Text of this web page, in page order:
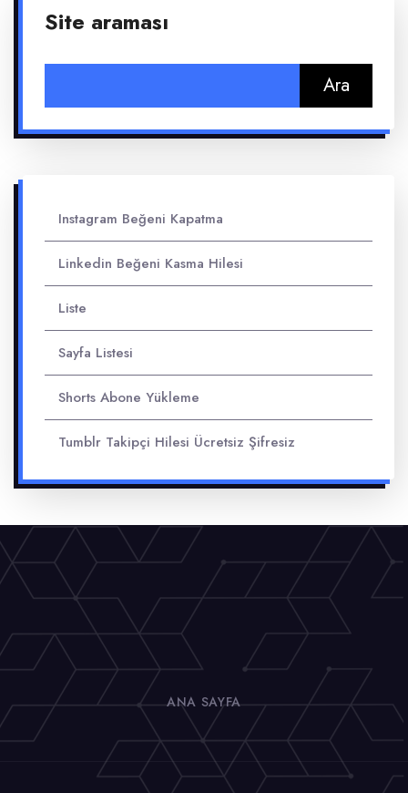
Site araması
Instagram Beğeni Kapatma
Linkedin Beğeni Kasma Hilesi
Liste
Sayfa Listesi
Shorts Abone Yükleme
Tumblr Takipçi Hilesi Ücretsiz Şifresiz
ANA SAYFA